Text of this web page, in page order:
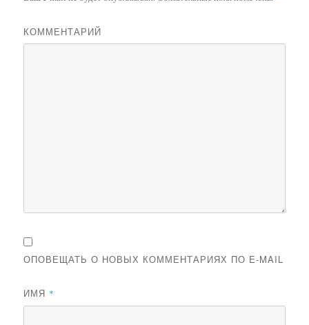
КОММЕНТАРИЙ
ОПОВЕЩАТЬ О НОВЫХ КОММЕНТАРИЯХ ПО E-MAIL
ИМЯ *